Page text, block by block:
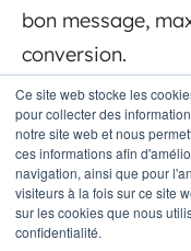
Ce site web stocke les
pour collecter des
notre site web et nous
ces informations afin
navigation, ainsi que pour
visiteurs à la fois sur ce site
sur les cookies que nous
confidentialité.
bon message,
conversion.
Quels outils
place une
Une stratégie
généralement sur